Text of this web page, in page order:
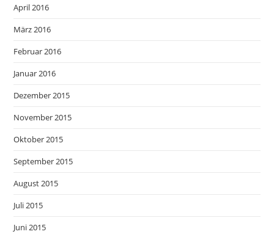
April 2016
März 2016
Februar 2016
Januar 2016
Dezember 2015
November 2015
Oktober 2015
September 2015
August 2015
Juli 2015
Juni 2015